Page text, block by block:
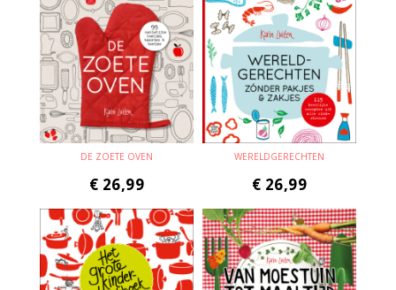
DE ZOETE OVEN
€ 26,99
WERELDGERECHTEN
€ 26,99